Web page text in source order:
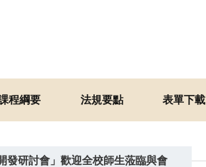
程綱要 法規要點 表單下載
發研討會」歡迎全校師生蒞臨與會